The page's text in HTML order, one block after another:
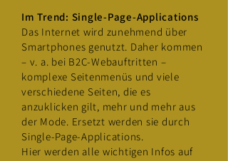
Im Trend: Single-Page-Applications
Das Internet wird zunehmend über
Smartphones genutzt. Daher kommen
– v. a. bei B2C-Webauftritten –
komplexe Seitenmenüs und viele
verschiedene Seiten, die es
anzuklicken gilt, mehr und mehr aus
der Mode. Ersetzt werden sie durch
Single-Page-Applications.
Hier werden alle wichtigen Infos auf